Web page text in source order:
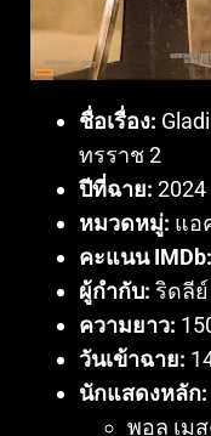
ชื่อเรื่อง:
ทรราช 2
ปีที่ฉาย: 2024
หมวดหมู่: แอ
คะแนน IMDb:
ผู้กำกับ: ริดลี
ความยาว:
วันเข้าฉาย:
นักแสดงหลัก:
พอล เม